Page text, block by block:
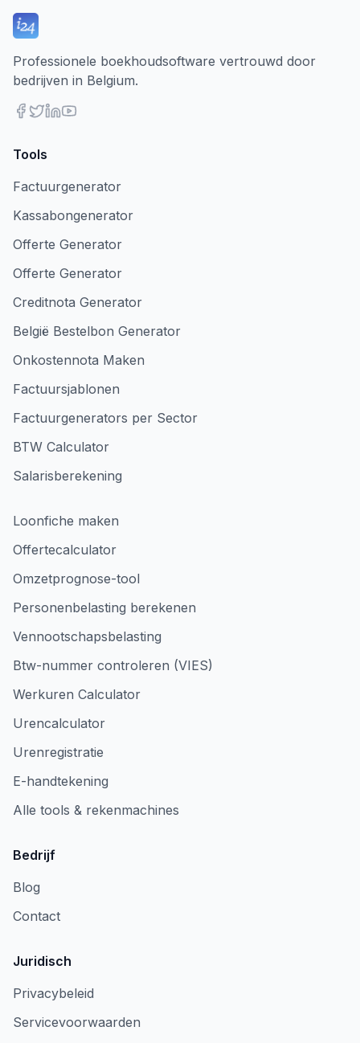
Professionele boekhoudsoftware vertrouwd door
bedrijven in Belgium.
Tools
Factuurgenerator
Kassabongenerator
Offerte Generator
Offerte Generator
Creditnota Generator
België Bestelbon Generator
Onkostennota Maken
Factuursjablonen
Factuurgenerators per Sector
BTW Calculator
Salarisberekening
Loonfiche maken
Offertecalculator
Omzetprognose-tool
Personenbelasting berekenen
Vennootschapsbelasting
Btw-nummer controleren (VIES)
Werkuren Calculator
Urencalculator
Urenregistratie
E-handtekening
Alle tools & rekenmachines
Bedrijf
Blog
Contact
Juridisch
Privacybeleid
Servicevoorwaarden